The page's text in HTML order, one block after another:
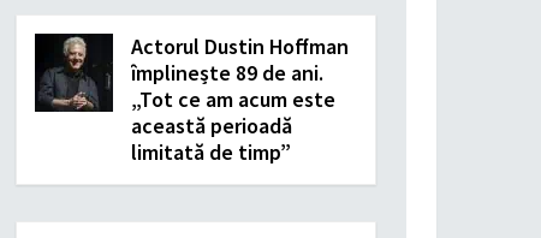
Actorul Dustin Hoffman
împlinește 89 de ani.
„Tot ce am acum este
această perioadă
limitată de timp”